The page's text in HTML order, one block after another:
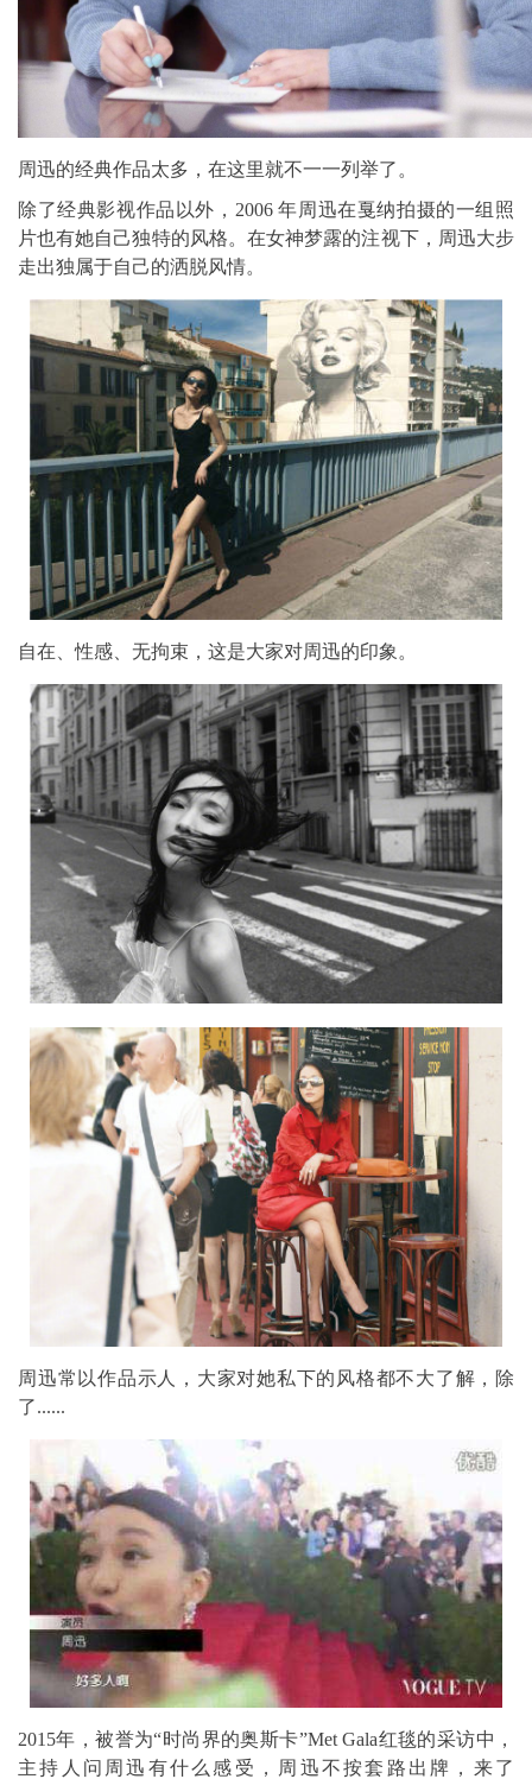
周迅的经典作品太多，在这里就不一一列举了。
除了经典影视作品以外，2006 年周迅在戛纳拍摄的一组照
片也有她自己独特的风格。在女神梦露的注视下，周迅大步
走出独属于自己的洒脱风情。
自在、性感、无拘束，这是大家对周迅的印象。
周迅常以作品示人，大家对她私下的风格都不大了解，除
了......
2015年，被誉为“时尚界的奥斯卡”Met Gala红毯的采访中，
主持人问周迅有什么感受，周迅不按套路出牌，来了